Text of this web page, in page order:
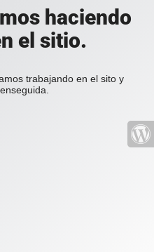
haciendo
el sitio.
trabajando en el sito y